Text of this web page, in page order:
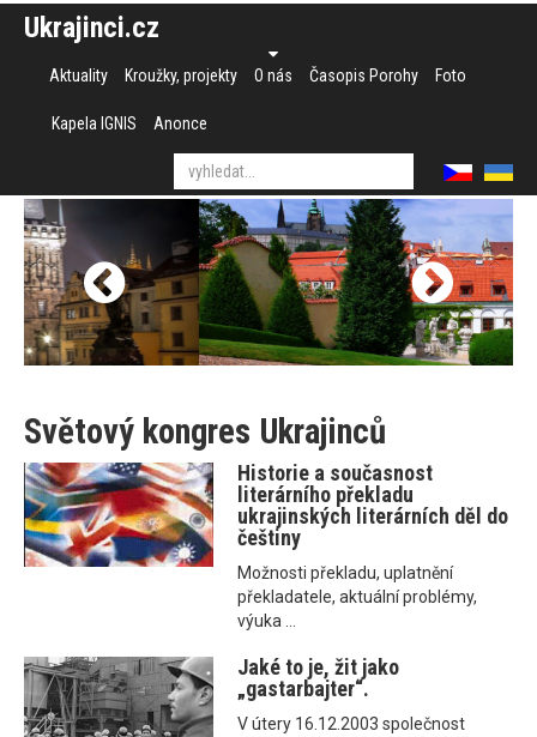
Ukrajinci.cz
Aktuality Kroužky, projekty O nás Časopis Porohy Foto
Kapela IGNIS Anonce
Světový kongres Ukrajinců
Historie a současnost
literárního překladu
ukrajinských literárních děl do
češtiny
Možnosti překladu, uplatnění
překladatele, aktuální problémy,
výuka ...
Jaké to je, žit jako
„gastarbajter“.
V útery 16.12.2003 společnost